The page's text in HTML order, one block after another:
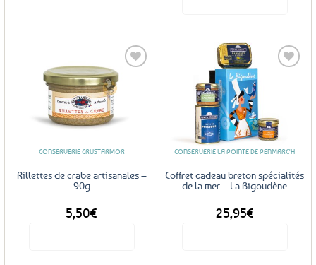
favoris
CONSERVERIE CRUSTARMOR
Rillettes de crabe artisanales –
90g
5,50€
favoris
CONSERVERIE LA POINTE DE PENMARC'H
Coffret cadeau breton spécialités
de la mer – La Bigoudène
25,95€